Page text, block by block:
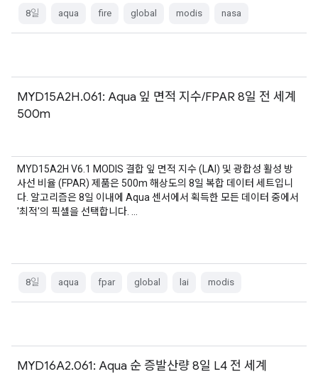
8일 aqua fire global modis nasa
MYD15A2H.061: Aqua 잎 면적 지수/FPAR 8일 전 세계
500m
MYD15A2H V6.1 MODIS 결합 잎 면적 지수 (LAI) 및 광합성 활성 방
사선 비율 (FPAR) 제품은 500m 해상도의 8일 복합 데이터 세트입니
다. 알고리즘은 8일 이내에 Aqua 센서에서 획득한 모든 데이터 중에서
'최적'의 픽셀을 선택합니다. …
8일 aqua fpar global lai modis
MYD16A2.061: Aqua 순 증발산량 8일 L4 전 세계